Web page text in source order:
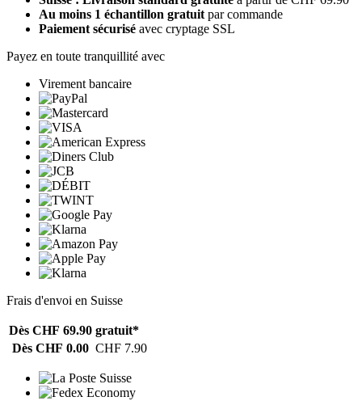
Au moins 1 échantillon gratuit par commande
Paiement sécurisé avec cryptage SSL
Payez en toute tranquillité avec
Virement bancaire
Frais d'envoi en Suisse
Dès CHF 69.90 gratuit*
Dès CHF 0.00 CHF 7.90